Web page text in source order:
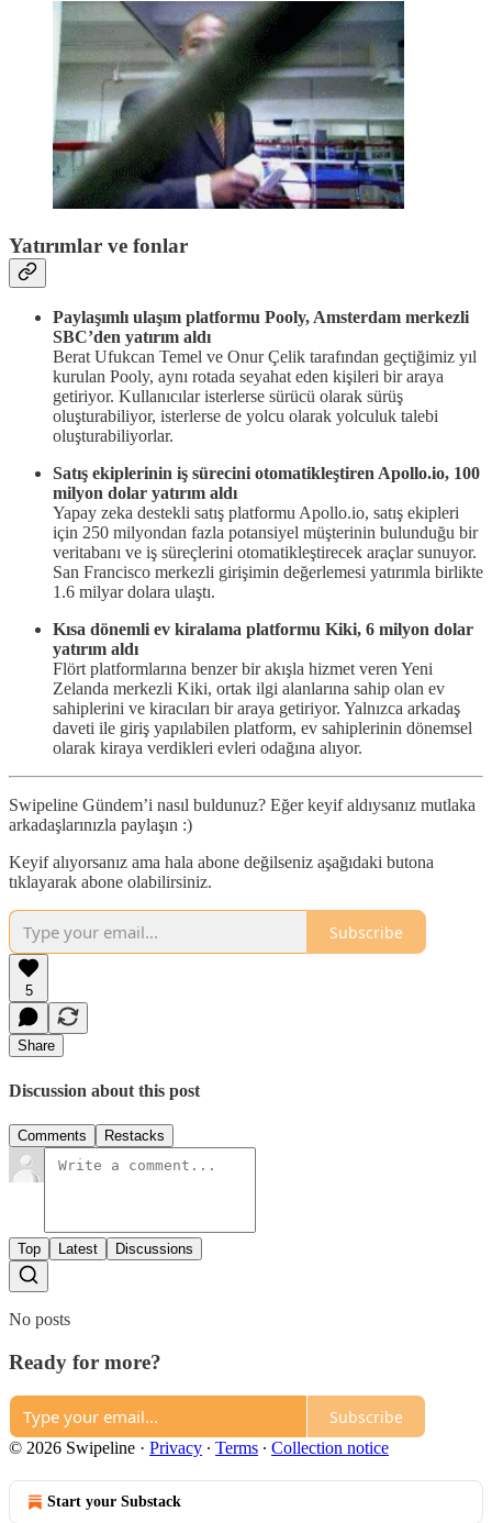
Yatırımlar ve fonlar
Paylaşımlı ulaşım platformu Pooly, Amsterdam merkezli
SBC’den yatırım aldı
Berat Ufukcan Temel ve Onur Çelik tarafından geçtiğimiz yıl
kurulan Pooly, aynı rotada seyahat eden kişileri bir araya
getiriyor. Kullanıcılar isterlerse sürücü olarak sürüş
oluşturabiliyor, isterlerse de yolcu olarak yolculuk talebi
oluşturabiliyorlar.
Satış ekiplerinin iş sürecini otomatikleştiren Apollo.io, 100
milyon dolar yatırım aldı
Yapay zeka destekli satış platformu Apollo.io, satış ekipleri
için 250 milyondan fazla potansiyel müşterinin bulunduğu bir
veritabanı ve iş süreçlerini otomatikleştirecek araçlar sunuyor.
San Francisco merkezli girişimin değerlemesi yatırımla birlikte
1.6 milyar dolara ulaştı.
Kısa dönemli ev kiralama platformu Kiki, 6 milyon dolar
yatırım aldı
Flört platformlarına benzer bir akışla hizmet veren Yeni
Zelanda merkezli Kiki, ortak ilgi alanlarına sahip olan ev
sahiplerini ve kiracıları bir araya getiriyor. Yalnızca arkadaş
daveti ile giriş yapılabilen platform, ev sahiplerinin dönemsel
olarak kiraya verdikleri evleri odağına alıyor.
Swipeline Gündem’i nasıl buldunuz? Eğer keyif aldıysanız mutlaka
arkadaşlarınızla paylaşın :)
Keyif alıyorsanız ama hala abone değilseniz aşağıdaki butona
tıklayarak abone olabilirsiniz.
Subscribe
5
Share
Discussion about this post
Comments Restacks
Top Latest Discussions
No posts
Ready for more?
Subscribe
© 2026 Swipeline · Privacy ∙ Terms ∙ Collection notice
Start your Substack